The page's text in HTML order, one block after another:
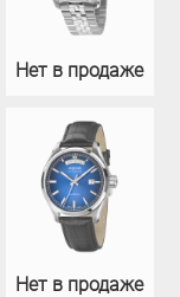
Нет в продаже
Нет в продаже